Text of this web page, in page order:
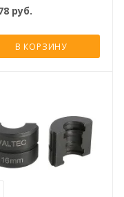
руб.
В КОРЗИНУ